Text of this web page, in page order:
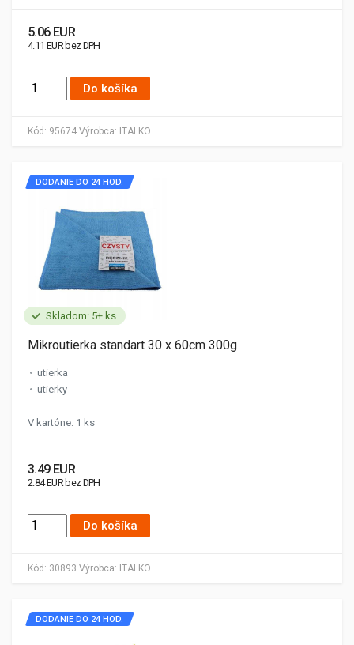
Kód: 95674 Výrobca: ITALKO
5.06 EUR
4.11 EUR bez DPH
Do košíka
Skladom: 5+ ks
Kód: 30893 Výrobca: ITALKO
DODANIE DO 24 HOD.
Mikroutierka standart 30 x 60cm 300g
utierka
utierky
V kartóne: 1 ks
3.49 EUR
2.84 EUR bez DPH
Do košíka
DODANIE DO 24 HOD.